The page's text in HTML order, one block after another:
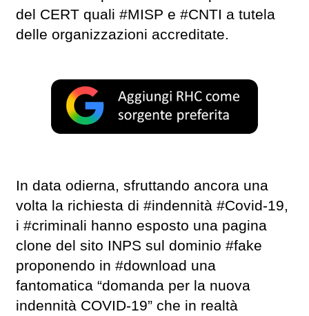
del CERT quali #MISP e #CNTI a tutela
delle organizzazioni accreditate.
In data odierna, sfruttando ancora una
volta la richiesta di #indennità #Covid-19,
i #criminali hanno esposto una pagina
clone del sito INPS sul dominio #fake
proponendo in #download una
fantomatica “domanda per la nuova
indennità COVID-19” che in realtà